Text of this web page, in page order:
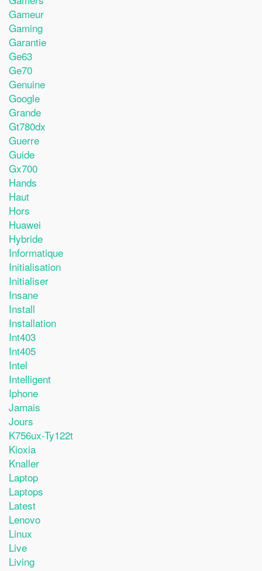
Gameur
Gaming
Garantie
Ge63
Ge70
Genuine
Google
Grande
Gt780dx
Guerre
Guide
Gx700
Hands
Haut
Hors
Huawei
Hybride
Informatique
Initialisation
Initialiser
Insane
Install
Installation
Int403
Int405
Intel
Intelligent
Iphone
Jamais
Jours
K756ux-Ty122t
Kioxia
Knaller
Laptop
Laptops
Latest
Lenovo
Linux
Live
Living